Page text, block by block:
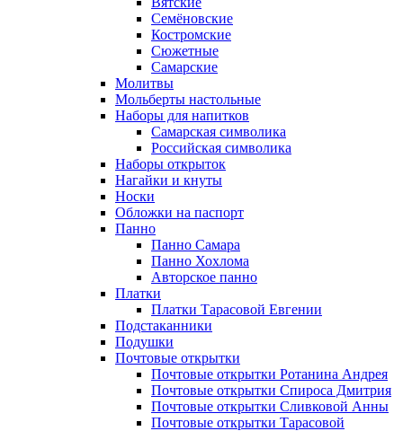
Семёновские
Костромские
Сюжетные
Самарские
Молитвы
Мольберты настольные
Наборы для напитков
Самарская символика
Российская символика
Наборы открыток
Нагайки и кнуты
Носки
Обложки на паспорт
Панно
Панно Самара
Панно Хохлома
Авторское панно
Платки
Платки Тарасовой Евгении
Подстаканники
Подушки
Почтовые открытки
Почтовые открытки Ротанина Андрея
Почтовые открытки Спироса Дмитрия
Почтовые открытки Сливковой Анны
Почтовые открытки Тарасовой